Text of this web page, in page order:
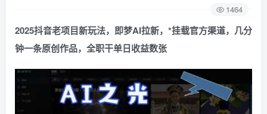
1464
2025抖音老项目新玩法，即梦AI拉新，*挂载官方渠道，几分
钟一条原创作品，全职干单日收益数张